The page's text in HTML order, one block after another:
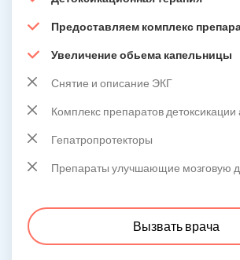
Предоставляем комплекс
Увеличение обьема капельницы
Снятие и описание ЭКГ
Комплекс препаратов детоксикации
Гепатропротекторы
Препараты улучшающие мозговую
Вызвать врача